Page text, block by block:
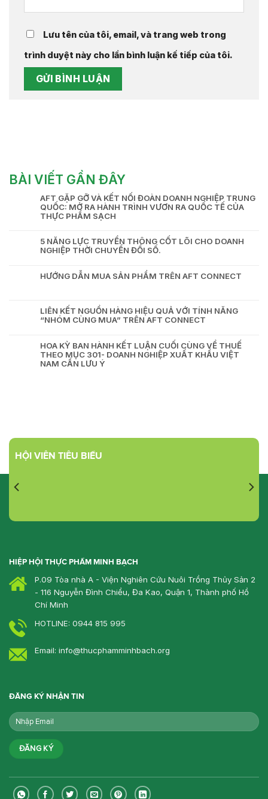
Lưu tên của tôi, email, và trang web trong
trình duyệt này cho lần bình luận kế tiếp của tôi.
BÀI VIẾT GẦN ĐÂY
AFT GẶP GỠ VÀ KẾT NỐI ĐOÀN DOANH NGHIỆP TRUNG
QUỐC: MỞ RA HÀNH TRÌNH VƯƠN RA QUỐC TẾ CỦA
THỰC PHẨM SẠCH
5 NĂNG LỰC TRUYỀN THÔNG CỐT LÕI CHO DOANH
NGHIỆP THỜI CHUYỂN ĐỔI SỐ.
HƯỚNG DẪN MUA SẢN PHẨM TRÊN AFT CONNECT
LIÊN KẾT NGUỒN HÀNG HIỆU QUẢ VỚI TÍNH NĂNG
“NHÓM CÙNG MUA” TRÊN AFT CONNECT
HOA KỲ BAN HÀNH KẾT LUẬN CUỐI CÙNG VỀ THUẾ
THEO MỤC 301- DOANH NGHIỆP XUẤT KHẨU VIỆT
NAM CẦN LƯU Ý
HỘI VIÊN TIÊU BIỂU
HIỆP HỘI THỰC PHẨM MINH BẠCH
P.09 Tòa nhà A - Viện Nghiên Cứu Nuôi Trồng Thủy Sản 2
- 116 Nguyễn Đình Chiểu, Đa Kao, Quận 1, Thành phố Hồ
Chí Minh
HOTLINE: 0944 815 995
Email: info@thucphamminhbach.org
ĐĂNG KÝ NHẬN TIN